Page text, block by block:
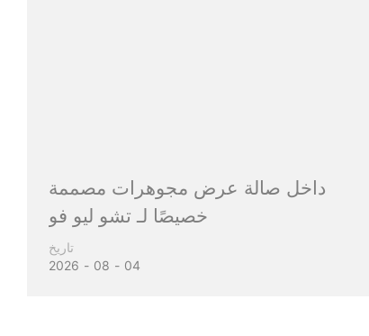
داخل صالة عرض مجوهرات مصممة
خصيصًا لـ تشو ليو فو
تاريخ
2026
08 04